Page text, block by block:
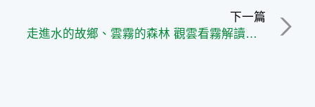
下一篇
走進水的故鄉、雲霧的森林 觀雲看霧解讀觀霧